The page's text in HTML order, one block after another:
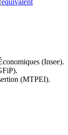
équivalent
(Insee).
.
(MTPEI).